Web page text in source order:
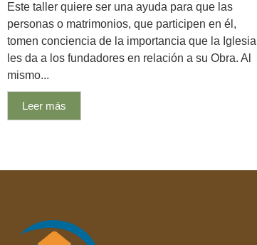
Este taller quiere ser una ayuda para que las
personas o matrimonios, que participen en él,
tomen conciencia de la importancia que la Iglesia
les da a los fundadores en relación a su Obra. Al
mismo...
Leer más